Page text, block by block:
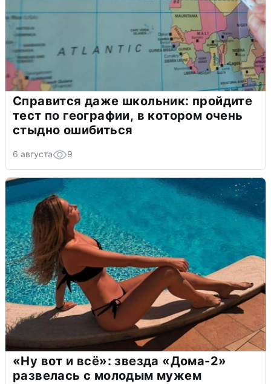
Справится даже школьник: пройдите
тест по географии, в котором очень
стыдно ошибиться
6 августа 9
«Ну вот и всё»: звезда «Дома-2»
развелась с молодым мужем